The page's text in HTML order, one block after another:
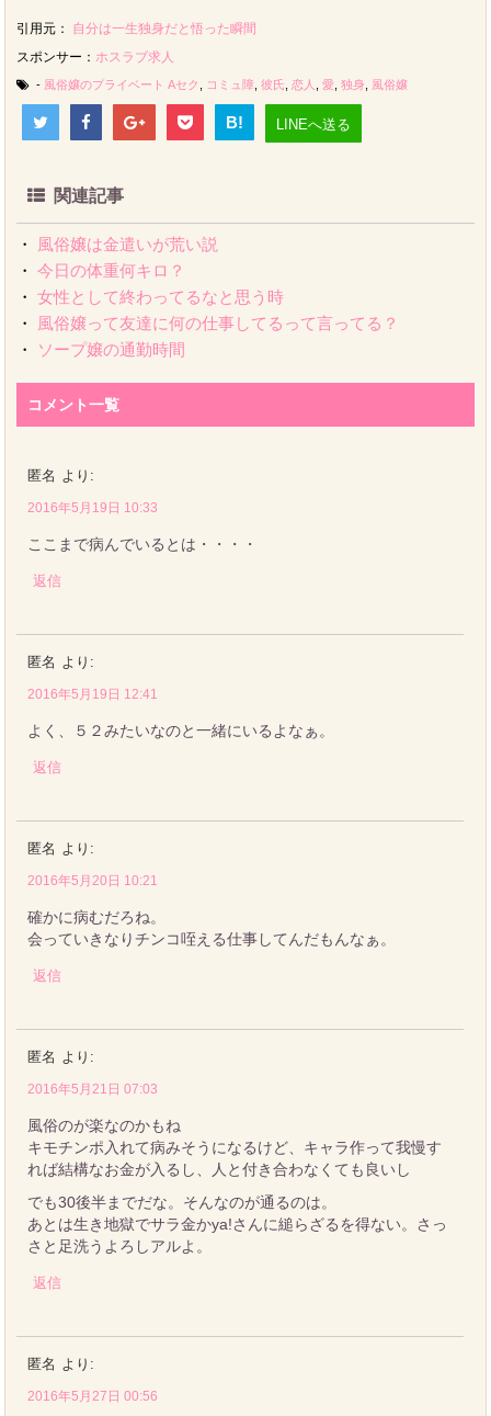
引用元：
自分は一生独身だと悟った瞬間
スポンサー：ホスラブ求人
- 風俗嬢のプライベート Aセク コミュ障 ,彼氏 ,恋人 ,愛 ,独身 風俗嬢
B! LINEへ送る
関連記事
・
風俗嬢は金遣いが荒い説
・ 今日の体重何キロ？
・ 女性として終わってるなと思う時
・
風俗嬢って友達に何の仕事してるって言ってる？
・
ソープ嬢の通勤時間
コメント一覧
匿名 より:
2016年5月19日 10:33
ここまで病んでいるとは・・・・
返信
匿名 より:
2016年5月19日 12:41
よく、５２みたいなのと一緒にいるよなぁ。
返信
匿名 より:
2016年5月20日 10:21
確かに病むだろね。
会っていきなりチンコ咥える仕事してんだもんなぁ。
返信
匿名 より:
2016年5月21日 07:03
風俗のが楽なのかもね
キモチンポ入れて病みそうになるけど、キャラ作って我慢す
れば結構なお金が入るし、人と付き合わなくても良いし
でも30後半までだな。そんなのが通るのは。
あとは生き地獄でサラ金かya!さんに縋らざるを得ない。さっ
さと足洗うよろしアルよ。
返信
匿名 より:
2016年5月27日 00:56